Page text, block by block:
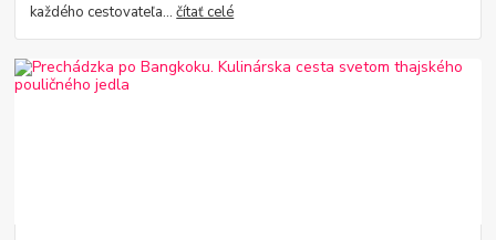
každého cestovateľa...čítať celé